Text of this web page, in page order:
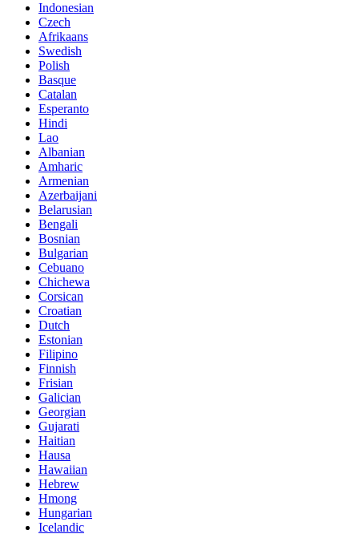
Indonesian
Czech
Afrikaans
Swedish
Polish
Basque
Catalan
Esperanto
Hindi
Lao
Albanian
Amharic
Armenian
Azerbaijani
Belarusian
Bengali
Bosnian
Bulgarian
Cebuano
Chichewa
Corsican
Croatian
Dutch
Estonian
Filipino
Finnish
Frisian
Galician
Georgian
Gujarati
Haitian
Hausa
Hawaiian
Hebrew
Hmong
Hungarian
Icelandic